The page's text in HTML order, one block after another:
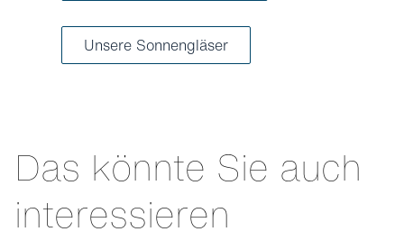
Unsere Sonnengläser
Das könnte Sie auch
interessieren